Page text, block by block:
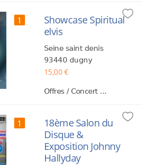
1
Showcase Spiritual
elvis
Seine saint denis
93440 dugny
15,00 €
Offres / Concert ...
1
18ème Salon du
Disque &
Exposition Johnny
Hallyday